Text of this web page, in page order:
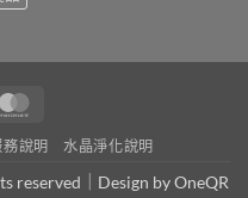
說明 水晶淨化說明
reserved｜Design byOneQR